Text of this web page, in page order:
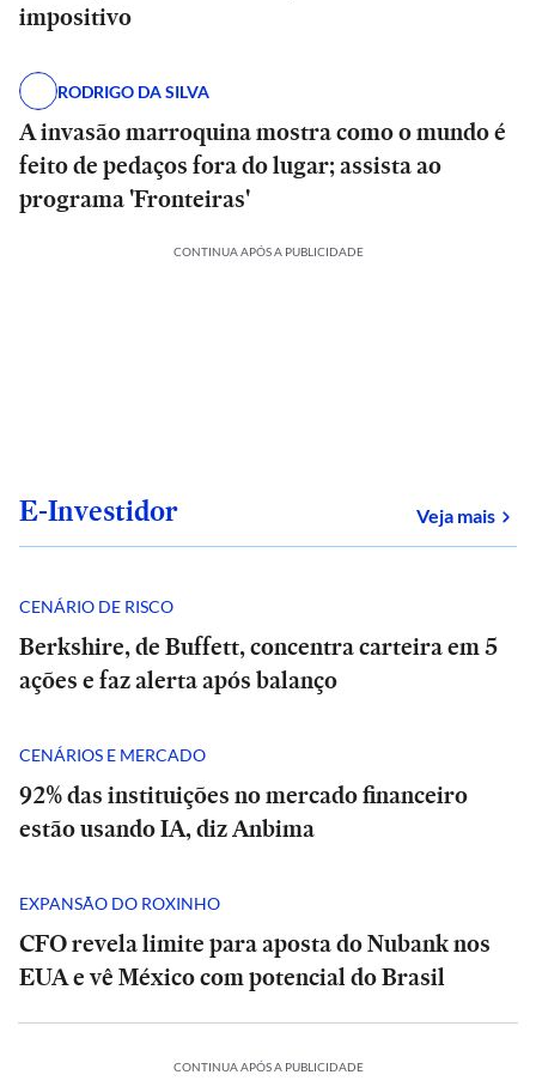
impositivo
RODRIGO DA SILVA
A invasão marroquina mostra como o mundo é
feito de pedaços fora do lugar; assista ao
programa 'Fronteiras'
CONTINUA APÓS A PUBLICIDADE
E-Investidor Veja mais
CENÁRIO DE RISCO
Berkshire, de Buffett, concentra carteira em 5
ações e faz alerta após balanço
CENÁRIOS E MERCADO
92% das instituições no mercado financeiro
estão usando IA, diz Anbima
EXPANSÃO DO ROXINHO
CFO revela limite para aposta do Nubank nos
EUA e vê México com potencial do Brasil
CONTINUA APÓS A PUBLICIDADE